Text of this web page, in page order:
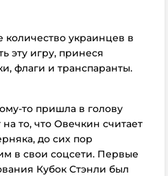
украинцев в
эту игру, принеся
флаги и транспаранты.
то пришла в голову
то, что Овечкин считает
до сих пор
в свои соцсети. Первые
Кубок Стэнли был